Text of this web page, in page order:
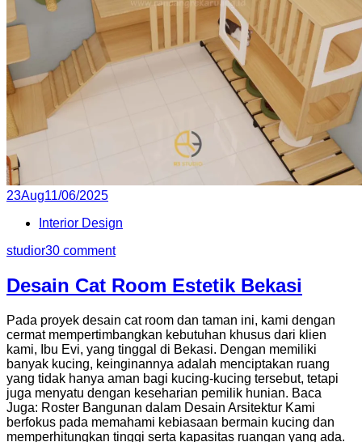
Posted
23Aug11/06/2025
Interior Design
studior30 comment
Desain Cat Room Estetik Bekasi
Pada proyek desain cat room dan taman ini, kami dengan
cermat mempertimbangkan kebutuhan khusus dari klien
kami, Ibu Evi, yang tinggal di Bekasi. Dengan memiliki
banyak kucing, keinginannya adalah menciptakan ruang
yang tidak hanya aman bagi kucing-kucing tersebut, tetapi
juga menyatu dengan keseharian pemilik hunian. Baca
Juga: Roster Bangunan dalam Desain Arsitektur Kami
berfokus pada memahami kebiasaan bermain kucing dan
memperhitungkan tinggi serta kapasitas ruangan yang ada.